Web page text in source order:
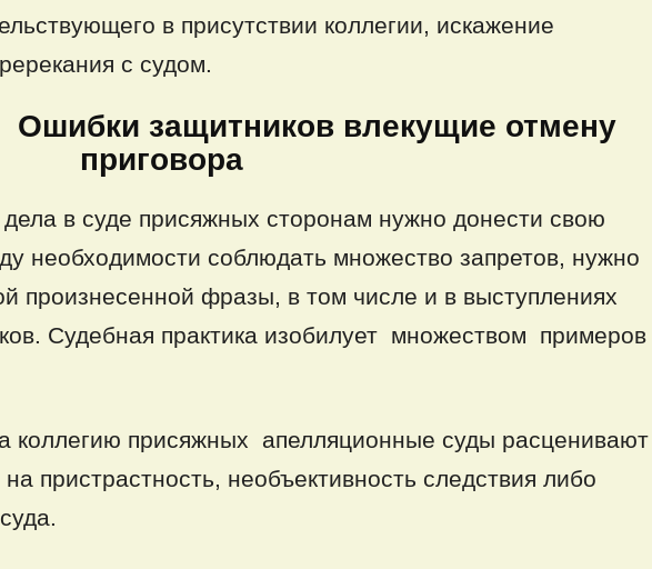
в присутствии коллегии, искажение
с судом.
влекущие отмену
приговора
в суде присяжных сторонам нужно донести свою
необходимости соблюдать множество запретов, нужно
произнесенной фразы, в том числе и в выступлениях
Судебная практика изобилует множеством примеров
коллегию присяжных апелляционные суды расценивают
пристрастность, необъективность следствия либо